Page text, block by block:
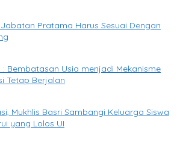
Pratama Harus Sesuai Dengan
: Bembatasan Usia menjadi Mekanisme
Tetap Berjalan
Mukhlis Basri Sambangi Keluarga Siswa
yang Lolos UI